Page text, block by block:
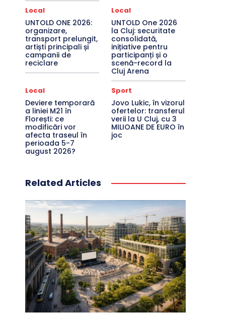
Local
UNTOLD ONE 2026:
organizare,
transport prelungit,
artiști principali și
campanii de
reciclare
Local
UNTOLD One 2026
la Cluj: securitate
consolidată,
inițiative pentru
participanți și o
scenă-record la
Cluj Arena
Local
Deviere temporară
a liniei M21 în
Florești: ce
modificări vor
afecta traseul în
perioada 5-7
august 2026?
Sport
Jovo Lukic, în vizorul
ofertelor: transferul
verii la U Cluj, cu 3
MILIOANE DE EURO în
joc
Related Articles